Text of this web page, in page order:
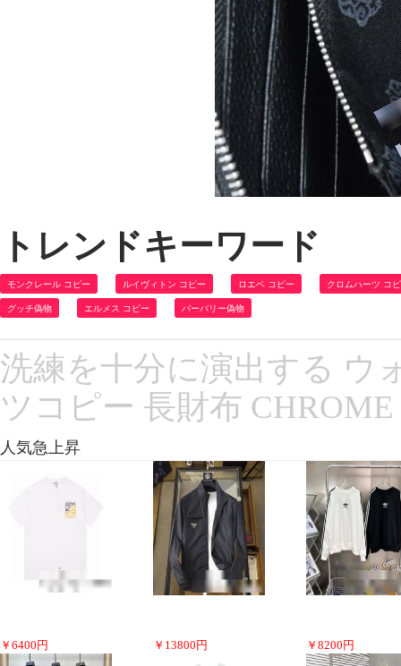
トレンドキーワード
モンクレール コピー ルイヴィトン コピー ロエベ コピー クロムハーツ コ
グッチ偽物 エルメス コピー バーバリー偽物
洗練を十分に演出する ウ
ツコピー 長財布
人気急上昇
￥ 6400 円 ￥ 13800 円 ￥ 8200 円